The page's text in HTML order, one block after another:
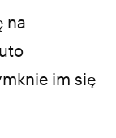
A24 / materiały prasowe
na
im się